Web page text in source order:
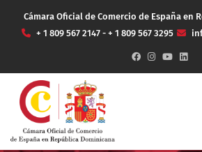
Cámara Oficial de Comercio de España en
+ 1 809 567 2147 - + 1 809 567 3295